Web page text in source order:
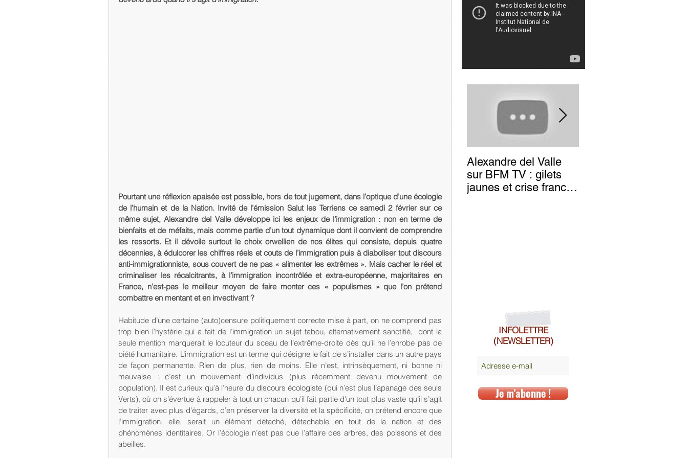
Pourtant une réflexion apaisée est possible, hors de tout jugement, dans l’optique d’une écologie
de l’humain et de la Nation. Invité de l’émission Salut les Terriens ce samedi 2 février sur ce
même sujet, Alexandre del Valle développe ici les enjeux de l’immigration : non en terme de
bienfaits et de méfaits, mais comme partie d’un tout dynamique dont il convient de comprendre
les ressorts. Et il dévoile surtout le choix orwellien de nos élites qui consiste, depuis quatre
décennies, à édulcorer les chiffres réels et couts de l’immigration puis à diaboliser tout discours
anti-immigrationniste, sous couvert de ne pas « alimenter les extrêmes ». Mais cacher le réel et
criminaliser les récalcitrants, à l’immigration incontrôlée et extra-européenne, majoritaires en
France, n’est-pas le meilleur moyen de faire monter ces « populismes » que l’on prétend
combattre en mentant et en invectivant ?
Habitude d’une certaine (auto)censure politiquement correcte mise à part, on ne comprend pas
trop bien l’hystérie qui a fait de l’immigration un sujet tabou, alternativement sanctifié,  dont la
seule mention marquerait le locuteur du sceau de l’extrême-droite dès qu’il ne l’enrobe pas de
piété humanitaire. L’immigration est un terme qui désigne le fait de s’installer dans un autre pays
de façon permanente. Rien de plus, rien de moins. Elle n’est, intrinsèquement, ni bonne ni
mauvaise : c’est un mouvement d’individus (plus récemment devenu mouvement de
population). Il est curieux qu’à l’heure du discours écologiste (qui n’est plus l’apanage des seuls
Verts), où on s’évertue à rappeler à tout un chacun qu’il fait partie d’un tout plus vaste qu’il s’agit
de traiter avec plus d’égards, d’en préserver la diversité et la spécificité, on prétend encore que
l’immigration, elle, serait un élément détaché, détachable en tout de la nation et des
phénomènes identitaires. Or l’écologie n’est pas que l’affaire des arbres, des poissons et des
abeilles.
Alexandre del Valle
sur BFM TV : gilets
jaunes et crise franco-
INFOLETTRE
(NEWSLETTER)
Je m'abonne !